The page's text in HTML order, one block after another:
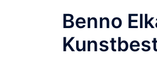
Benno